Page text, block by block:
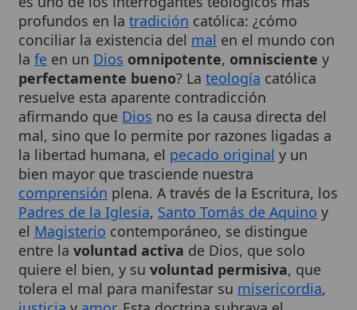
conciliar la existencia delmalen el mundo con
lafeen unDios omnipotente,omniscientey
perfectamente bueno? La teología católica
resuelve esta aparente contradicción
afirmando queDiosno es la causa directa del
mal, sino que lo permite por razones ligadas a
la libertad humana, el pecado originaly un
bien mayor que trasciende nuestra
comprensiónplena. A través de la Escritura, los
Padres de la Iglesia,Santo Tomás de Aquino y
elMagisterio contemporáneo, se distingue
entre lavoluntad activade Dios, que solo
quiere el bien, y suvoluntad permisiva, que
tolera el mal para manifestar sumisericordia,
justiciayamor. Esta doctrina subraya el
misterio de laprovidencia divina , invitando a la
humildad y la confianza en lasabiduríaeterna
de Dios.1, 2, 3